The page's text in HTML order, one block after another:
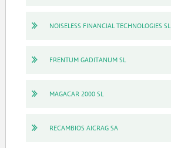
NOISELESS FINANCIAL TECHNOLOGIES SL
FRENTUM GADITANUM SL
MAGACAR 2000 SL
RECAMBIOS AICRAG SA